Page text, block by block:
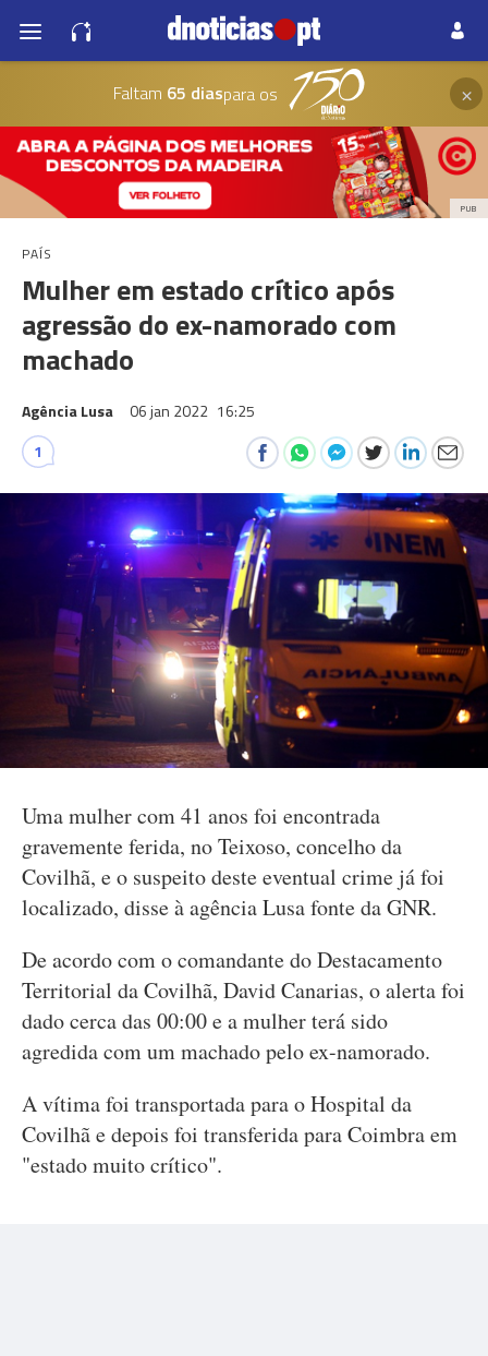
Faltam 65 diaspara os ×
PUB
PAÍS
Mulher em estado crítico após
agressão do ex-namorado com
machado
Agência Lusa 06 jan 2022 16:25
1
Uma mulher com 41 anos foi encontrada
gravemente ferida, no Teixoso, concelho da
Covilhã, e o suspeito deste eventual crime já foi
localizado, disse à agência Lusa fonte da GNR.
De acordo com o comandante do Destacamento
Territorial da Covilhã, David Canarias, o alerta foi
dado cerca das 00:00 e a mulher terá sido
agredida com um machado pelo ex-namorado.
A vítima foi transportada para o Hospital da
Covilhã e depois foi transferida para Coimbra em
"estado muito crítico".